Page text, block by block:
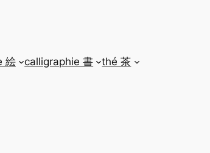
絵 calligraphie 書 thé 茶